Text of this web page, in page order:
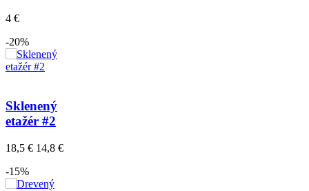
4 €
-20%
Sklenený
etažér #2
18,5 € 14,8 €
-15%